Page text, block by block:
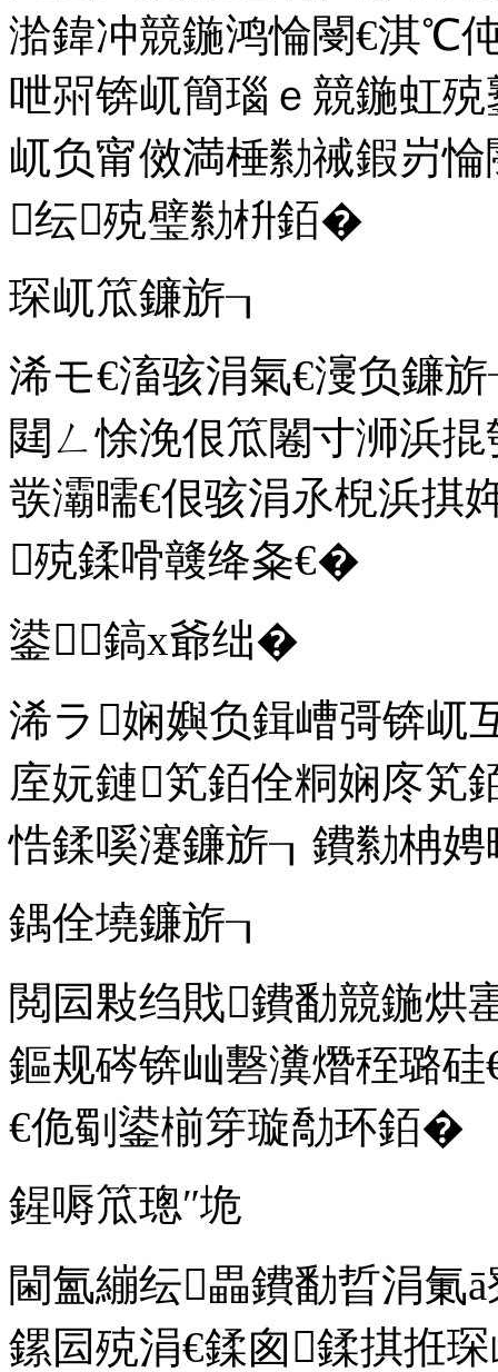
湁鍏冲競鍦鸿惀閿€淇℃
呭喌锛屼簡瑙ｅ競鍦虹
屼负甯傚満棰勬祴鍜岃
纭殑璧勬枡銆�
琛屼笟鐮旂┒
浠モ€滀骇涓氣€濅负鐮
閮ㄥ悇浼佷笟闂寸浉浜
彂灞曘€佷骇涓氶棿浜掑
殑鍒嗗竷绛夈€�
鍙鎬х爺绌�
浠ラ娴嬩负鍓嶆彁锛屼
庢妧鏈笂銆佺粡娴庝笂
悎鍒嗘瀽鐮旂┒鐨勬柟
鍝佺墝鐮旂┒
閲囩敤绉戝鐨勫競鍦烘
鏂规硶锛屾礊瀵熸秷璐
€佹劅鍙椾笌璇勪环銆�
鍟嗕笟璁″垝
閫氳繃纭畾鐨勫晢涓氭
鏍囩殑涓€鍒囪鍒掑拰